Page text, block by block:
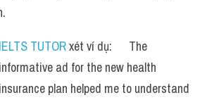
IELTS TUTOR xét ví dụ:      The
informative ad for the new health
insurance plan helped me to understand